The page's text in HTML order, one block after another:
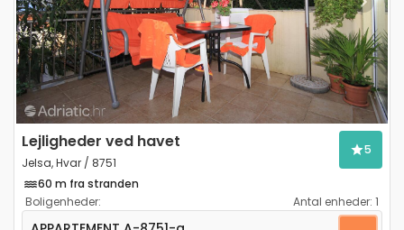
Previous Next
Lejligheder ved havet
Jelsa, Hvar / 8751
5
60 m fra stranden
Boligenheder:
Antal enheder: 1
Etværelses lejlighed Jelsa, Hvar A-8751-a